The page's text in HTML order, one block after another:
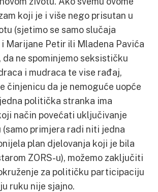
koji je i više nego prisutan u
(sjetimo se samo slučaja
Marijane Petir ili Mladena Pavića
ne spominjemo seksističku
i mudraca te vise rađaj,
činjenicu da je nemoguće uopće
politička stranka ima
način povećati uključivanje
(samo primjera radi niti jedna
plan djelovanja koji je bila
ZORS-u), možemo zaključiti
za političku participaciju
ruku nije sjajno.